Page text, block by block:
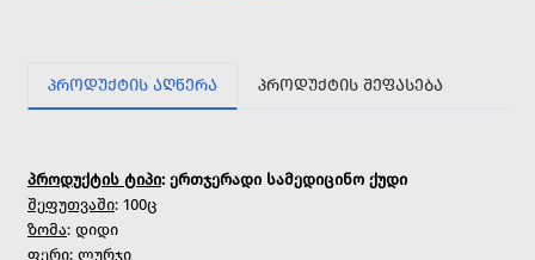
ᲞᲠᲝᲓᲣᲥᲢᲘᲡ ᲐᲦᲬᲔᲠᲐ ᲞᲠᲝᲓᲣᲥᲢᲘᲡ ᲨᲔᲤᲐᲡᲔᲑᲐ
პროდუქტის ტიპი: ერთჯერადი სამედიცინო ქუდი
შეფუთვაში: 100ც
ზომა: დიდი
ფერი: ლურჯი